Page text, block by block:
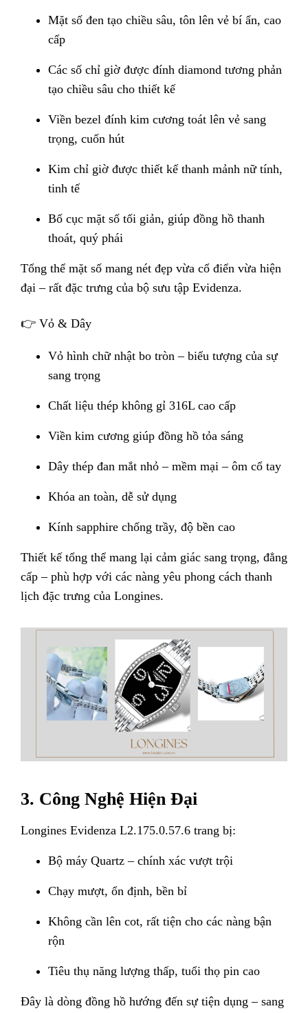
Mặt số đen tạo chiều sâu, tôn lên vẻ bí ẩn, cao
cấp
Các số chỉ giờ được đính diamond tương phản
tạo chiều sâu cho thiết kế
Viền bezel đính kim cương toát lên vẻ sang
trọng, cuốn hút
Kim chỉ giờ được thiết kế thanh mảnh nữ tính,
tinh tế
Bố cục mặt số tối giản, giúp đồng hồ thanh
thoát, quý phái
Tổng thể mặt số mang nét đẹp vừa cổ điển vừa hiện
đại – rất đặc trưng của bộ sưu tập Evidenza.
👉 Vỏ & Dây
Vỏ hình chữ nhật bo tròn – biểu tượng của sự
sang trọng
Chất liệu thép không gỉ 316L cao cấp
Viền kim cương giúp đồng hồ tỏa sáng
Dây thép đan mắt nhỏ – mềm mại – ôm cổ tay
Khóa an toàn, dễ sử dụng
Kính sapphire chống trầy, độ bền cao
Thiết kế tổng thể mang lại cảm giác sang trọng, đẳng
cấp – phù hợp với các nàng yêu phong cách thanh
lịch đặc trưng của Longines.
3. Công Nghệ Hiện Đại
Longines Evidenza L2.175.0.57.6 trang bị:
Bộ máy Quartz – chính xác vượt trội
Chạy mượt, ổn định, bền bỉ
Không cần lên cot, rất tiện cho các nàng bận
rộn
Tiêu thụ năng lượng thấp, tuổi thọ pin cao
Đây là dòng đồng hồ hướng đến sự tiện dụng – sang